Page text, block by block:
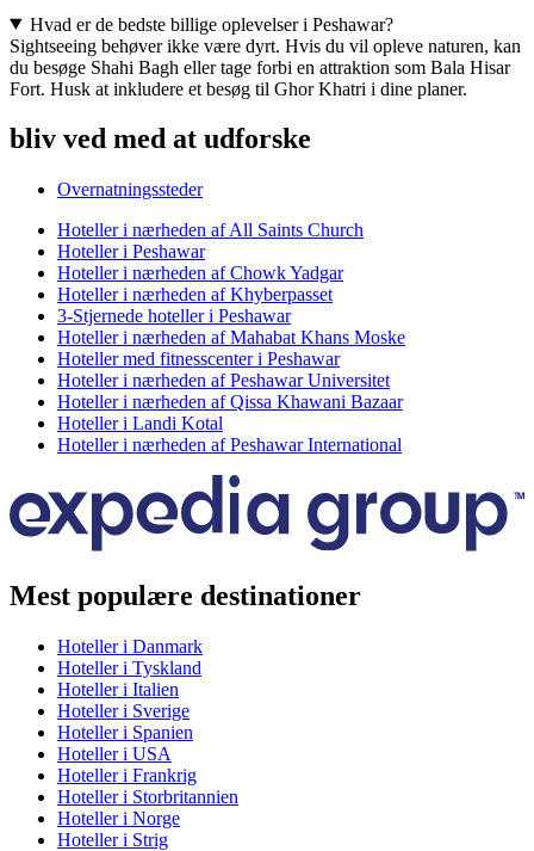
Hvad er de bedste billige oplevelser i Peshawar?
Sightseeing behøver ikke være dyrt. Hvis du vil opleve naturen, kan
du besøge Shahi Bagh eller tage forbi en attraktion som Bala Hisar
Fort. Husk at inkludere et besøg til Ghor Khatri i dine planer.
bliv ved med at udforske
Overnatningssteder
Hoteller i nærheden af All Saints Church
Hoteller i Peshawar
Hoteller i nærheden af Chowk Yadgar
Hoteller i nærheden af Khyberpasset
3-Stjernede hoteller i Peshawar
Hoteller i nærheden af Mahabat Khans Moske
Hoteller med fitnesscenter i Peshawar
Hoteller i nærheden af Peshawar Universitet
Hoteller i nærheden af Qissa Khawani Bazaar
Hoteller i Landi Kotal
Hoteller i nærheden af Peshawar International
Mest populære destinationer
Hoteller i Danmark
Hoteller i Tyskland
Hoteller i Italien
Hoteller i Sverige
Hoteller i Spanien
Hoteller i USA
Hoteller i Frankrig
Hoteller i Storbritannien
Hoteller i Norge
Hoteller i Strig